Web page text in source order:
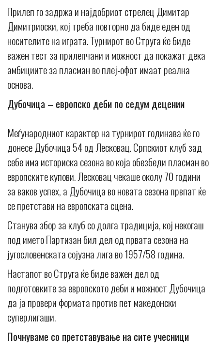
Прилеп го задржа и најдобриот стрелец Димитар
Димитриоски, кој треба повторно да биде еден од
носителите на играта. Турнирот во Струга ќе биде
важен тест за прилепчани и можност да покажат дека
амбициите за пласман во плеј-офот имаат реална
основа.
Дубочица – европско деби по седум децении
Меѓународниот карактер на турнирот годинава ќе го
донесе Дубочица 54 од Лесковац. Српскиот клуб зад
себе има историска сезона во која обезбеди пласман во
европските купови. Лесковац чекаше околу 70 години
за ваков успех, а Дубочица во новата сезона првпат ќе
се претстави на европската сцена.
Станува збор за клуб со долга традиција, кој некогаш
под името Партизан бил дел од првата сезона на
југословенската сојузна лига во 1957/58 година.
Настапот во Струга ќе биде важен дел од
подготовките за европското деби и можност Дубочица
да ја провери формата против пет македонски
суперлигаши.
Почнуваме со претставување на сите учесници